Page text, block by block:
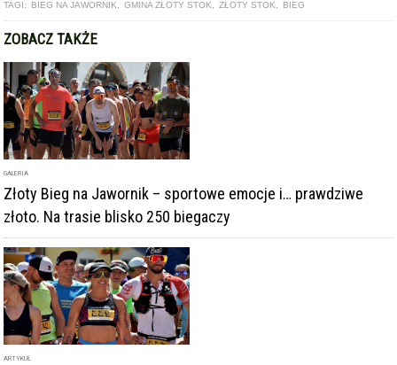
TAGI: BIEG NA JAWORNIK GMINA ZŁOTY STOK ZŁOTY STOK BIEG
ZOBACZ TAKŻE
GALERIA
Złoty Bieg na Jawornik – sportowe emocje i… prawdziwe
złoto. Na trasie blisko 250 biegaczy
ARTYKUŁ